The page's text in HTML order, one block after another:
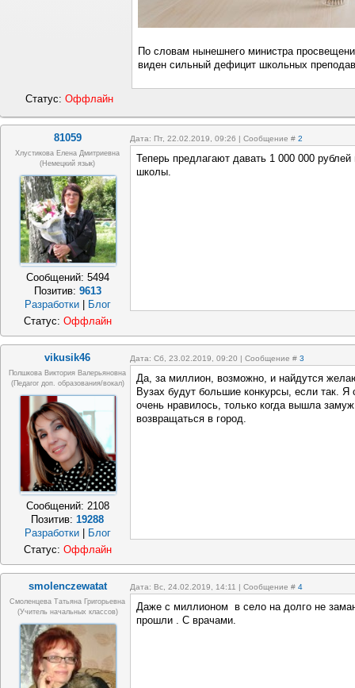
По словам нынешнего министра
виден сильный дефицит школьных
Статус:Оффлайн
81059 Дата: Пт, 22.02.2019, 09:26 | Сообщение # 2
Хлустикова Елена Дмитриевна
(немецкий язык)
Сообщений: 5494
Позитив: 9613
Разработки
Блог
Теперь предлагают давать 1 000 000
школы.
Статус: Оффлайн
vikusik46 Дата: Сб, 23.02.2019, 09:20 | Сообщение # 3
Полшкова Виктория Валерьяновна
(педагог доп. образования/вокал)
Сообщений: 2108
Позитив:19288
Разработки
Блог
Да, за миллион, возможно, и найдутся
Вузах будут большие конкурсы, если так.
очень нравилось, только когда вышла
возвращаться в город.
Статус: Оффлайн
smolenczewatat Дата: Вс, 24.02.2019, 14:11 | Сообщение # 4
Смоленцева Татьяна Григорьевна
(учитель начальных классов)
Даже с миллионом в село на долго не
прошли . С врачами.